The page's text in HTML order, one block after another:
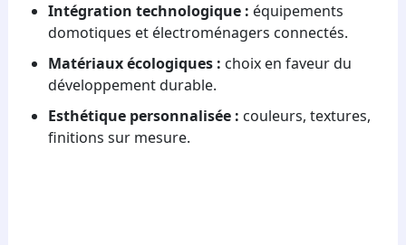
Intégration technologique : équipements
domotiques et électroménagers connectés.
Matériaux écologiques : choix en faveur du
développement durable.
Esthétique personnalisée : couleurs, textures,
finitions sur mesure.